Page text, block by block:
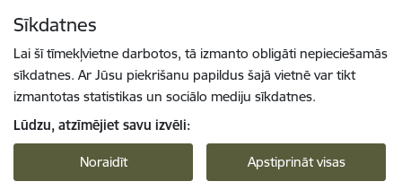
Sīkdatnes
Lai šī tīmekļvietne darbotos, tā izmanto obligāti nepieciešamās
sīkdatnes. Ar Jūsu piekrišanu papildus šajā vietnē var tikt
izmantotas statistikas un sociālo mediju sīkdatnes.
Lūdzu, atzīmējiet savu izvēli:
Noraidīt Apstiprināt visas